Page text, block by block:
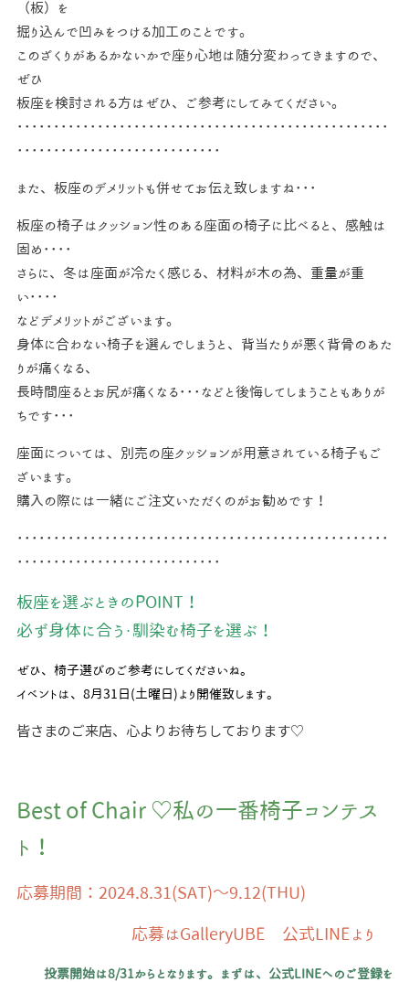
（板）を
掘り込んで凹みをつける加工のことです。
このざくりがあるかないかで座り心地は随分変わってきますので、
ぜひ
板座を検討される方はぜひ、ご参考にしてみてください。
･･･････････････････････････････････････････････････
････････････････････････････
また、板座のデメリットも併せてお伝え致しますね･･･
板座の椅子はクッション性のある座面の椅子に比べると、感触は
固め････
さらに、冬は座面が冷たく感じる、材料が木の為、重量が重
い････
などデメリットがございます。
身体に合わない椅子を選んでしまうと、背当たりが悪く背骨のあた
りが痛くなる、
長時間座るとお尻が痛くなる･･･などと後悔してしまうこともありが
ちです･･･
座面については、別売の座クッションが用意されている椅子もご
ざいます。
購入の際には一緒にご注文いただくのがお勧めです！
･･･････････････････････････････････････････････････
････････････････････････････
板座を選ぶときのPOINT！
必ず身体に合う・馴染む椅子を選ぶ！
ぜひ、椅子選びのご参考にしてくださいね。
イベントは、8月31日(土曜日)より開催致します。
皆さまのご来店、心よりお待ちしております♡
Best of Chair ♡私の一番椅子コンテス
ト！
応募期間：2024.8.31(SAT)～9.12(THU)
応募はGalleryUBE 公式LINEより
投票開始は8/31からとなります。まずは、公式LINEへのご登録を